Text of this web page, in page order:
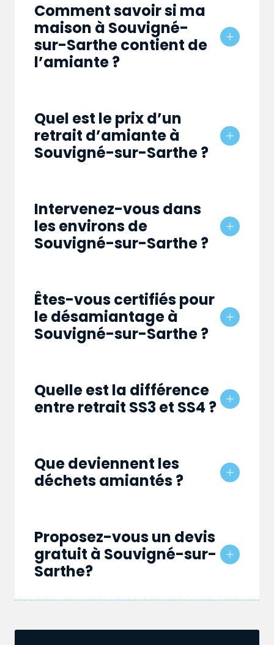
Comment savoir si ma
maison à Souvigné-
sur-Sarthe contient de
l’amiante ?
Quel est le prix d’un
retrait d’amiante à
Souvigné-sur-Sarthe ?
Intervenez-vous dans
les environs de
Souvigné-sur-Sarthe ?
Êtes-vous certifiés pour
le désamiantage à
Souvigné-sur-Sarthe ?
Quelle est la différence
entre retrait SS3 et SS4 ?
Que deviennent les
déchets amiantés ?
Proposez-vous un devis
gratuit à Souvigné-sur-
Sarthe?